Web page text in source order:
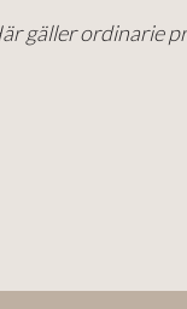
gäller ordinarie